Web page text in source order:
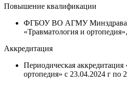
Повышение квалификации
ФГБОУ ВО АГМУ Минздрава
«Травматология и
Аккредитация
Периодическая аккредитация
ортопедия» с 23.04.2024 г по